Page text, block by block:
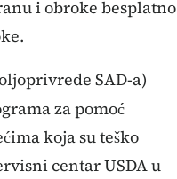
i obroke besplatno
SAD-a)
za pomoć
koja su teško
centar USDA u